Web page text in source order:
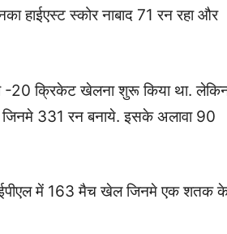
स्कोर नाबाद 71 रन रहा और
-20 क्रिकेट खेलना शुरू किया था.
331 रन बनाये. इसके अलावा 90
में 163 मैच खेल जिनमे एक शतक